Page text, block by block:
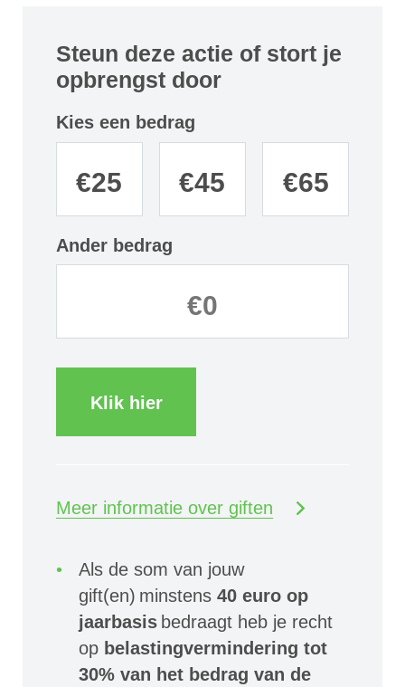
Steun deze actie of stort je
opbrengst door
Kies een bedrag
€25 €45 €65
Ander bedrag
Klik hier
Meer informatie over giften
Als de som van jouw
gift(en) minstens40 euro op
jaarbasis bedraagt heb je recht
op belastingvermindering tot
30% van het bedrag van de